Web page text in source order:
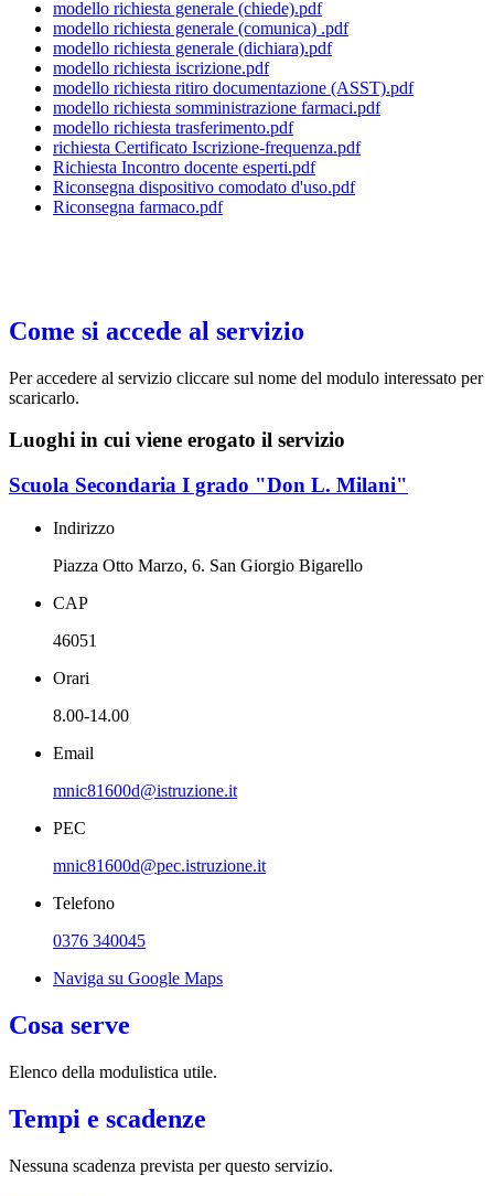
modello richiesta generale (chiede).pdf
modello richiesta generale (comunica) .pdf
modello richiesta generale (dichiara).pdf
modello richiesta iscrizione.pdf
modello richiesta ritiro documentazione (ASST).pdf
modello richiesta somministrazione farmaci.pdf
modello richiesta trasferimento.pdf
richiesta Certificato Iscrizione-frequenza.pdf
Richiesta Incontro docente esperti.pdf
Riconsegna dispositivo comodato d'uso.pdf
Riconsegna farmaco.pdf
Come si accede al servizio
Per accedere al servizio cliccare sul nome del modulo interessato per
scaricarlo.
Luoghi in cui viene erogato il servizio
Scuola Secondaria I grado "Don L. Milani"
Indirizzo
Piazza Otto Marzo, 6. San Giorgio Bigarello
CAP
46051
Orari
8.00-14.00
Email
mnic81600d@istruzione.it
PEC
mnic81600d@pec.istruzione.it
Telefono
0376 340045
Naviga su Google Maps
Cosa serve
Elenco della modulistica utile.
Tempi e scadenze
Nessuna scadenza prevista per questo servizio.